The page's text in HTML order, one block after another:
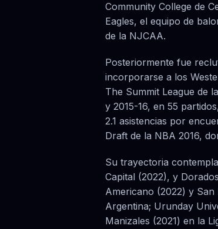
Community College de
Eagles, el equipo de
de la NJCAA.
Posteriormente fue
incorporarse a los
The Summit League de
y 2015-16, en 55
2.1 asistencias por
Draft de la NBA 2016,
Su trayectoria
Capital (2022), y
Americano (2022) y
Argentina; Urunday
Manizales (2021) en la